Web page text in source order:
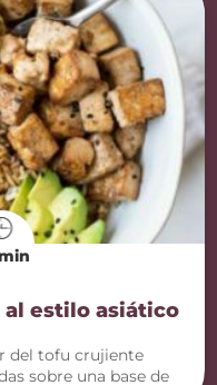
estilo asiático
del tofu crujiente
sobre una base de